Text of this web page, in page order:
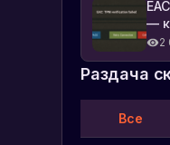
модели
осадных
орудий
в
игре
—
2
Раздача
Все